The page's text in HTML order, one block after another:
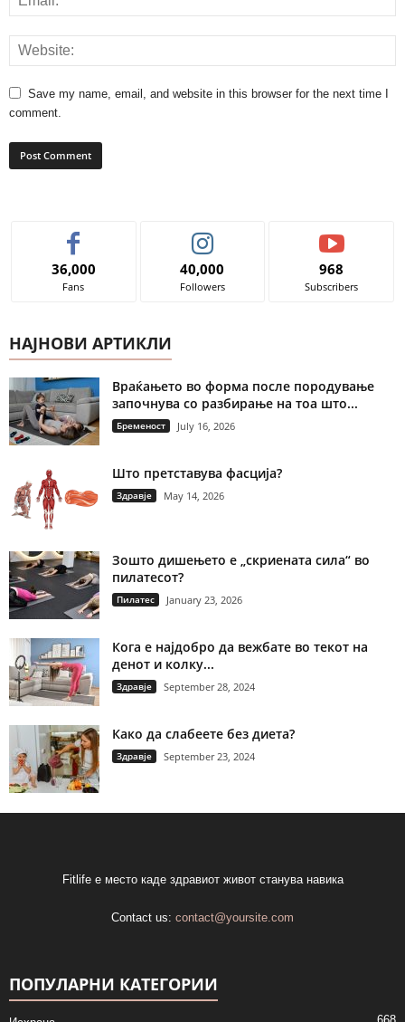
Save my name, email, and website in this browser for the next time I
comment.
36,000
Fans
40,000
Followers
968
Subscribers
НАЈНОВИ АРТИКЛИ
Враќањето во форма после породување
започнува со разбирање на тоа што...
Бременост July 16, 2026
Што претставува фасција?
Здравје May 14, 2026
Зошто дишењето е „скриената сила“ во
пилатесот?
Пилатес January 23, 2026
Кога е најдобро да вежбате во текот на
денот и колку...
Здравје September 28, 2024
Како да слабеете без диета?
Здравје September 23, 2024
Fitlife е место каде здравиот живот станува навика
Contact us: contact@yoursite.com
ПОПУЛАРНИ КАТЕГОРИИ